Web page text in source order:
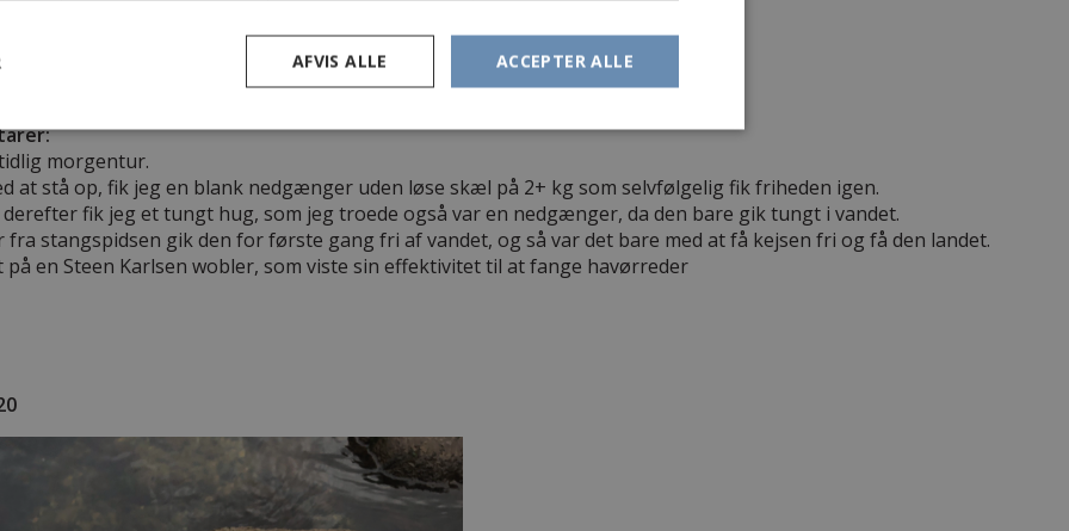
morgentur.
at stå op, fik jeg en blank nedgænger uden løse skæl på 2+ kg som selvfølgelig fik friheden igen.
derefter fik jeg et tungt hug, som jeg troede også var en nedgænger, da den bare gik tungt i vandet.
fra stangspidsen gik den for første gang fri af vandet, og så var det bare med at få kejsen fri og få den landet.
på en Steen Karlsen wobler, som viste sin effektivitet til at fange havørreder
ACCEPTER ALLE
AFVIS ALLE